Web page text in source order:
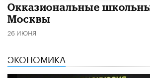
​Окказиональные
Москвы
26 ИЮНЯ
ЭКОНОМИКА